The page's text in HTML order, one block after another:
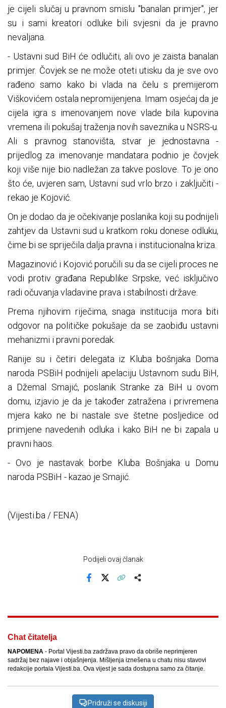
je cijeli slučaj u pravnom smislu "banalan primjer", jer
su i sami kreatori odluke bili svjesni da je pravno
nevaljana.
- Ustavni sud BiH će odlučiti, ali ovo je zaista banalan
primjer. Čovjek se ne može oteti utisku da je sve ovo
rađeno samo kako bi vlada na čelu s premijerom
Viškovićem ostala nepromijenjena. Imam osjećaj da je
cijela igra s imenovanjem nove vlade bila kupovina
vremena ili pokušaj traženja novih saveznika u NSRS-u.
Ali s pravnog stanovišta, stvar je jednostavna -
prijedlog za imenovanje mandatara podnio je čovjek
koji više nije bio nadležan za takve poslove. To je ono
što će, uvjeren sam, Ustavni sud vrlo brzo i zaključiti -
rekao je Kojović.
On je dodao da je očekivanje poslanika koji su podnijeli
zahtjev da Ustavni sud u kratkom roku donese odluku,
čime bi se spriječila dalja pravna i institucionalna kriza.
Magazinović i Kojović poručili su da se cijeli proces ne
vodi protiv građana Republike Srpske, već isključivo
radi očuvanja vladavine prava i stabilnosti države.
Prema njihovim riječima, snaga institucija mora biti
odgovor na političke pokušaje da se zaobiđu ustavni
mehanizmi i pravni poredak.
Ranije su i četiri delegata iz Kluba bošnjaka Doma
naroda PSBiH podnijeli apelaciju Ustavnom sudu BiH,
a Džemal Smajić, poslanik Stranke za BiH u ovom
domu, izjavio je da je također zatražena i privremena
mjera kako ne bi nastale sve štetne posljedice od
primjene navedenih odluka i kako BiH ne bi zapala u
pravni haos.
- Ovo je nastavak borbe Kluba Bošnjaka u Domu
naroda PSBiH - kazao je Smajić.
(Vijesti.ba / FENA)
Podijeli ovaj članak
Chat čitatelja
NAPOMENA - Portal Vijesti.ba zadržava pravo da obriše neprimjeren
sadržaj bez najave i objašnjenja. Mišljenja iznešena u chatu nisu stavovi
redakcije portala Vijesti.ba. Ova vijest je sada dostupna samo za čitanje.
Pridruži se diskusiji